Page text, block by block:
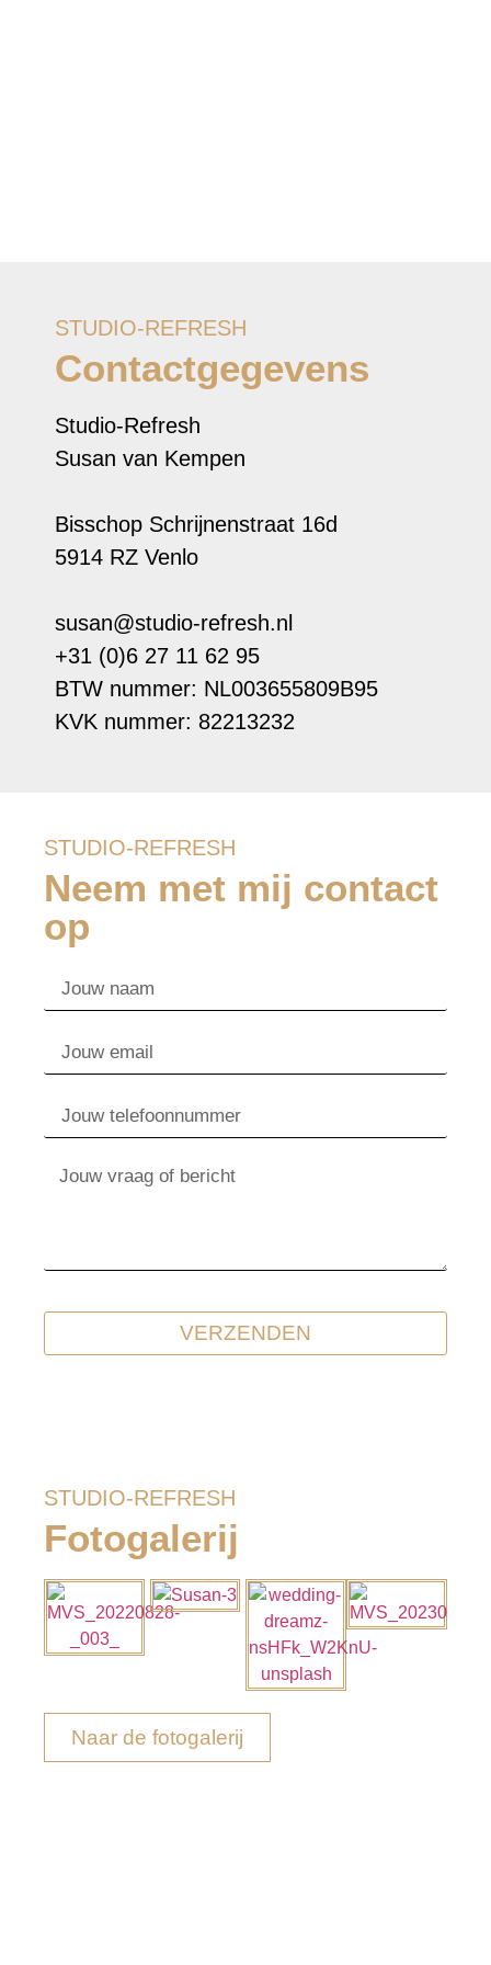
STUDIO-REFRESH
Neem met mij contact
op
VERZENDEN
STUDIO-REFRESH
Contactgegevens
Studio-Refresh
Susan van Kempen
Bisschop Schrijnenstraat 16d
5914 RZ Venlo
susan@studio-refresh.nl
+31 (0)6 27 11 62 95
BTW nummer: NL003655809B95
KVK nummer: 82213232
STUDIO-REFRESH
Fotogalerij
Naar de fotogalerij